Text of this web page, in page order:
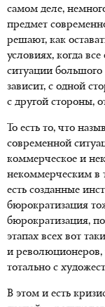
самом деле,
предмет
решают, как
условиях, когда
ситуации большого
зависит, с одной
с другой стороны,
То есть то, что
современной
коммерческое и
некоммерческим в
есть созданные
бюрократизация
бюрократизация,
этапах всех вот
и революционеров,
тотально с
В этом и есть